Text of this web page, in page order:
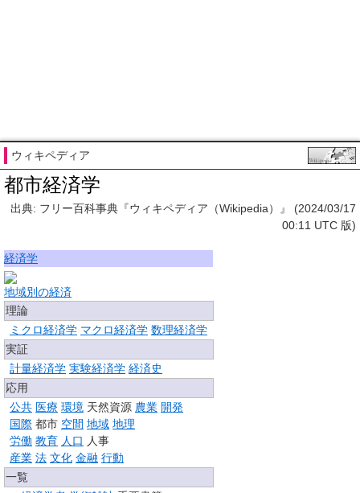
ウィキペディア
都市経済学
出典: フリー百科事典『ウィキペディア（Wikipedia）』 (2024/03/17
00:11 UTC 版)
経済学
地域別の経済
理論
ミクロ経済学 マクロ経済学 数理経済学
実証
計量経済学 実験経済学 経済史
応用
公共 医療 環境 天然資源 農業 開発
国際 都市 空間 地域 地理
労働 教育 人口 人事
産業 法 文化 金融 行動
一覧